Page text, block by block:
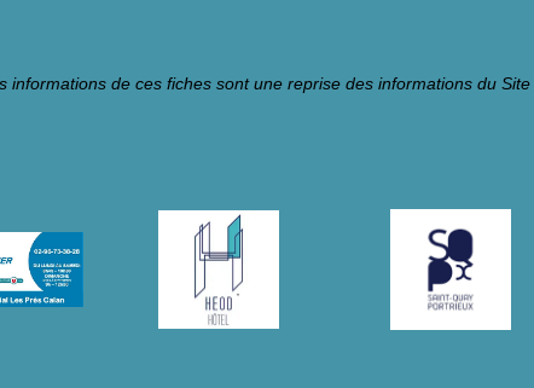
informations de ces fiches sont une reprise des informations du Site